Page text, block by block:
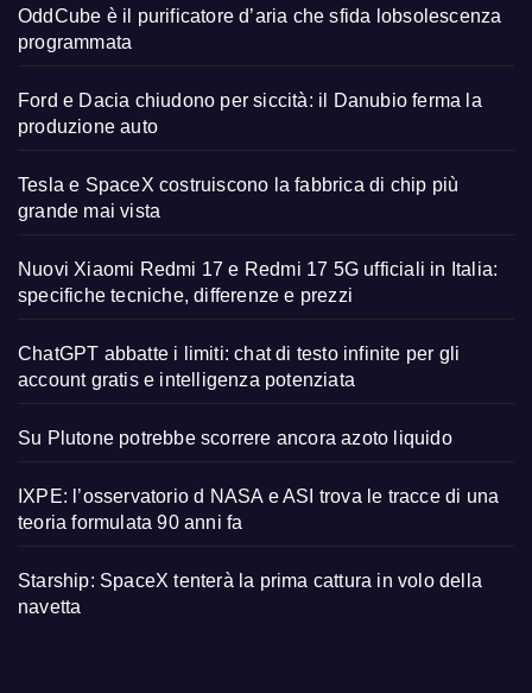
OddCube è il purificatore d’aria che sfida lobsolescenza
programmata
Ford e Dacia chiudono per siccità: il Danubio ferma la
produzione auto
Tesla e SpaceX costruiscono la fabbrica di chip più
grande mai vista
Nuovi Xiaomi Redmi 17 e Redmi 17 5G ufficiali in Italia:
specifiche tecniche, differenze e prezzi
ChatGPT abbatte i limiti: chat di testo infinite per gli
account gratis e intelligenza potenziata
Su Plutone potrebbe scorrere ancora azoto liquido
IXPE: l’osservatorio d NASA e ASI trova le tracce di una
teoria formulata 90 anni fa
Starship: SpaceX tenterà la prima cattura in volo della
navetta